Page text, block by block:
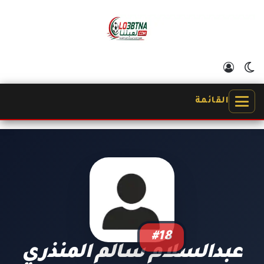
الوضع المظلم
القائمة
#18
عبدالسلام سالم المنذري